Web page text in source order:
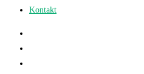
Kontakt